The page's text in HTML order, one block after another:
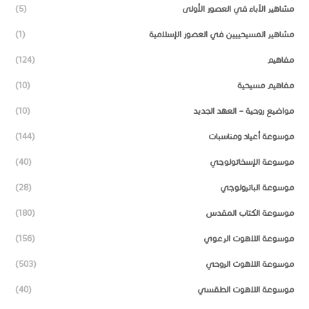
مشاهير الآباء في العصور الأولى (5)
مشاهير المسيحييين في العصور الإسلامية (1)
مفاهيم (124)
مفاهيم مسيحية (10)
مواضيع روحية – العهد الجديد (10)
موسوعة أعياد ومناسبات (144)
موسوعة الإسخاتولوجي (40)
موسوعة الباترولوجي (28)
موسوعة الكتاب المقدس (180)
موسوعة اللاهوت الرعوي (156)
موسوعة اللاهوت الروحي (503)
موسوعة اللاهوت الطقسي (40)